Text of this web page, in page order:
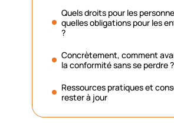
Quels droits pour les
quelles obligations pour les
?
Concrètement, comment
la conformité sans se perdre ?
Ressources pratiques et
rester à jour